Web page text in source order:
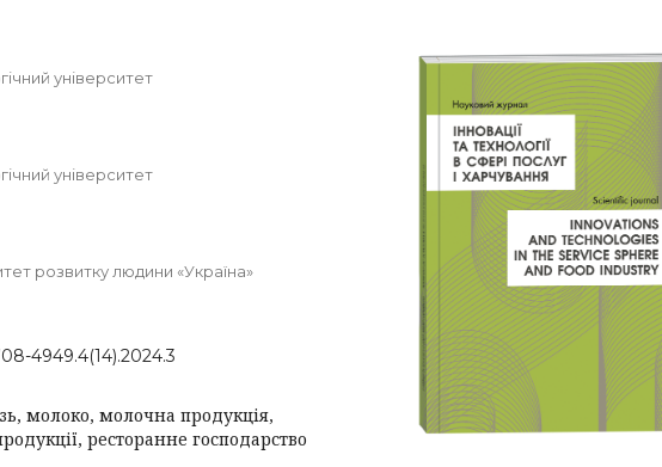
університет
університет
розвитку людини «Україна»
4949.4(14).2024.3
молоко, молочна продукція,
ресторанне господарство